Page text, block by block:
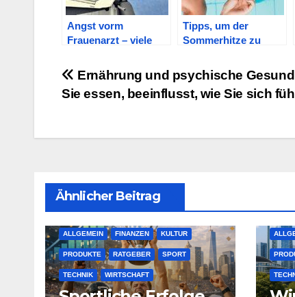
Angst vorm
Frauenarzt – viele
sprechen darüber
Tipps, um der
Sommerhitze zu
Beitragsnavigation
Ernährung und psychische
Sie essen, beeinflusst, wie Sie sich
Ähnlicher Beitrag
ALLGEMEIN FINANZEN KULTUR
PRODUKTE RATGEBER SPORT
TECHNIK WIRTSCHAFT